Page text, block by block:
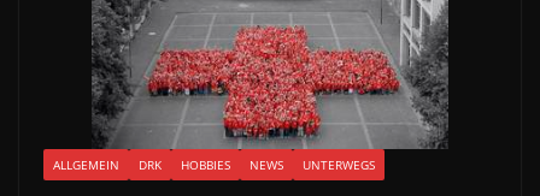
ALLGEMEIN DRK HOBBIES NEWS UNTERWEGS